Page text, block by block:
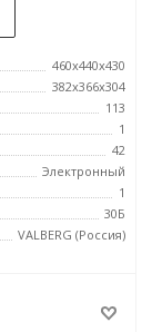
460x440x430
382x366x304
113
1
42
Электронный
1
30Б
VALBERG (Россия)